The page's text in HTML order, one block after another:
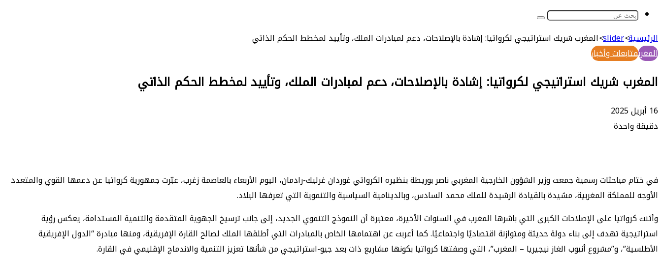
بحث
الرئيسية>
slider
>المغرب شريك استراتيجي لكرواتيا: إشادة بالإصلاحات، دعم لمبادرات الملك، وتأييد لمخطط الحكم الذاتي
المغربمتابعات وأخبار
المغرب شريك استراتيجي لكرواتيا: إشادة بالإصلاحات، دعم لمبادرات الملك، وتأييد لمخطط الحكم الذاتي
16 أبريل 2025
دقيقة واحدة
في ختام مباحثات رسمية جمعت وزير الشؤون الخارجية المغربي ناصر بوريطة بنظيره الكرواتي غوردان غرليك-رادمان، اليوم الأربعاء بالعاصمة زغرب، عبّرت جمهورية كرواتيا عن دعمها القوي والمتعدد
الأوجه للمملكة المغربية، مشيدة بالقيادة الرشيدة للملك محمد السادس، وبالدينامية السياسية والتنموية التي تعرفها البلاد.
وأثنت كرواتيا على الإصلاحات الكبرى التي باشرها المغرب في السنوات الأخيرة، معتبرة أن النموذج التنموي الجديد، إلى جانب ترسيخ الجهوية المتقدمة والتنمية المستدامة، يعكس رؤية
استراتيجية تهدف إلى بناء دولة حديثة ومتوازنة اقتصاديًا واجتماعيًا. كما أعربت عن اهتمامها الخاص بالمبادرات التي أطلقها الملك لصالح القارة الإفريقية، ومنها مبادرة “الدول الإفريقية
الأطلسية”، و”مشروع أنبوب الغاز نيجيريا – المغرب”، التي وصفتها كرواتيا بكونها مشاريع ذات بعد جيو-استراتيجي من شأنها تعزيز التنمية والاندماج الإقليمي في القارة.